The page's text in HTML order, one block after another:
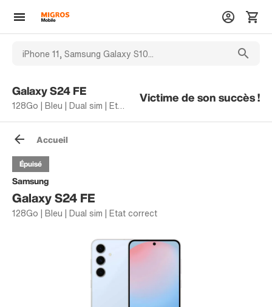
Galaxy S24 FE
128Go | Bleu | Dual sim | Etat correct
Victime de son succès !
Accueil
Samsung
Galaxy S24 FE
128Go | Bleu | Dual sim | Etat correct
Épuisé